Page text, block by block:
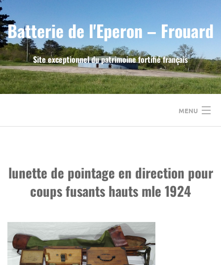
Skip
to
content
Batterie de l'Eperon – Frouard
Site exceptionnel du patrimoine fortifié français
MENU
LE FORT DE FROUARD
LA BATTERIE DE L’EPERON
MUSÉE VIRTUEL
PLAN DU SITE
lunette de pointage en direction pour
coups fusants hauts mle 1924